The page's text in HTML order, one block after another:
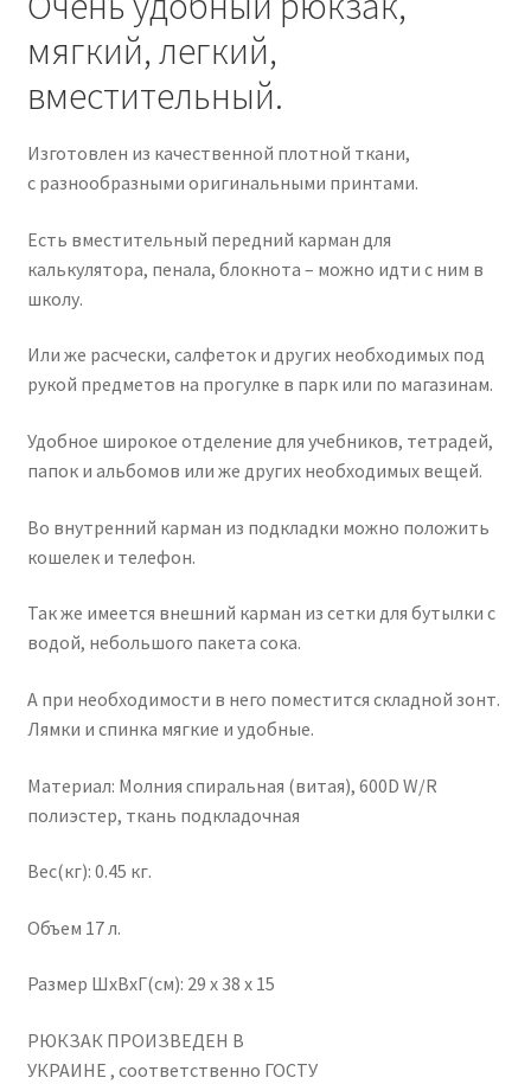
мягкий, легкий,
вместительный.
Изготовлен из качественной плотной ткани,
с разнообразными оригинальными принтами.
Есть вместительный передний карман для
калькулятора, пенала, блокнота – можно идти с ним в
школу.
Или же расчески, салфеток и других необходимых под
рукой предметов на прогулке в парк или по магазинам.
Удобное широкое отделение для учебников, тетрадей,
папок и альбомов или же других необходимых вещей.
Во внутренний карман из подкладки можно положить
кошелек и телефон.
Так же имеется внешний карман из сетки для бутылки с
водой, небольшого пакета сока.
А при необходимости в него поместится складной зонт.
Лямки и спинка мягкие и удобные.
Материал: Молния cпиральная (витая), 600D W/R
полиэстер, ткань подкладочная
Вес(кг): 0.45 кг.
Объем 17 л.
Размер ШхВхГ(см): 29 x 38 x 15
РЮКЗАК ПРОИЗВЕДЕН В
УКРАИНЕ , соответственно ГОСТУ